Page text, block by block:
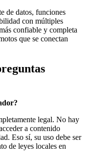
de datos, funciones
con múltiples
confiable y completa
que se conectan
legal. No hay
a contenido
Eso sí, su uso debe ser
de leyes locales en